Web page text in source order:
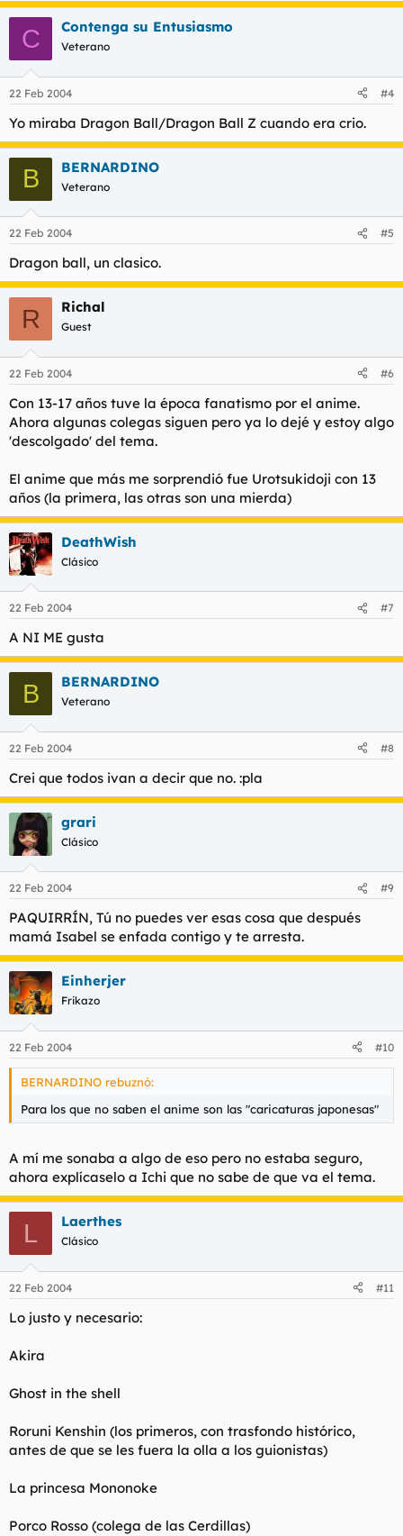
C Contenga su Entusiasmo
Veterano
22 Feb 2004 #4
Yo miraba Dragon Ball/Dragon Ball Z cuando era crio.
B BERNARDINO
Veterano
22 Feb 2004 #5
Dragon ball, un clasico.
R Richal
Guest
22 Feb 2004 #6
Con 13-17 años tuve la época fanatismo por el anime.
Ahora algunas colegas siguen pero ya lo dejé y estoy algo
'descolgado' del tema.
El anime que más me sorprendió fue Urotsukidoji con 13
años (la primera, las otras son una mierda)
DeathWish
Clásico
22 Feb 2004 #7
A NI ME gusta
B BERNARDINO
Veterano
22 Feb 2004 #8
Crei que todos ivan a decir que no. :pla
grari
Clásico
22 Feb 2004 #9
PAQUIRRÍN, Tú no puedes ver esas cosa que después
mamá Isabel se enfada contigo y te arresta.
Einherjer
Frikazo
22 Feb 2004 #10
BERNARDINO rebuznó:
Para los que no saben el anime son las "caricaturas japonesas"
A mí me sonaba a algo de eso pero no estaba seguro,
ahora explícaselo a Ichi que no sabe de que va el tema.
L Laerthes
Clásico
22 Feb 2004 #11
Lo justo y necesario:
Akira
Ghost in the shell
Roruni Kenshin (los primeros, con trasfondo histórico,
antes de que se les fuera la olla a los guionistas)
La princesa Mononoke
Porco Rosso (colega de las Cerdillas)